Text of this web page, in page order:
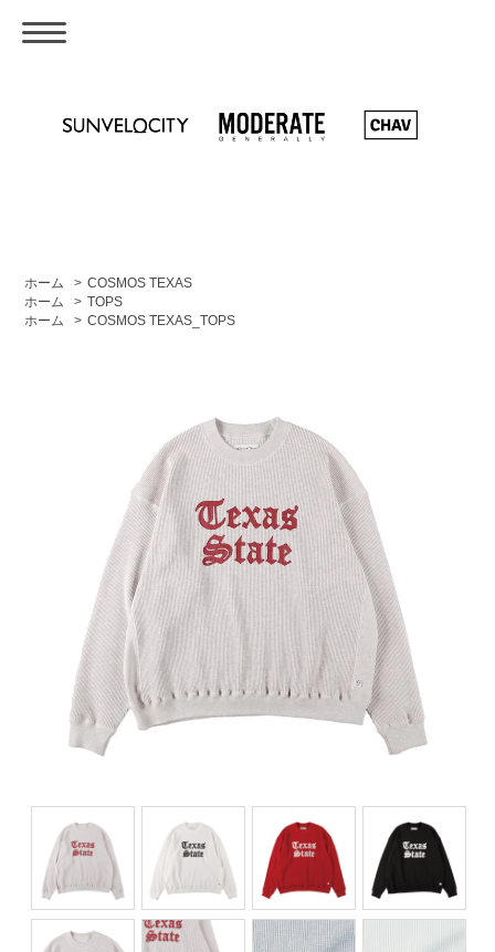
ホーム > COSMOS TEXAS
ホーム
> TOPS
ホーム
> COSMOS TEXAS_TOPS